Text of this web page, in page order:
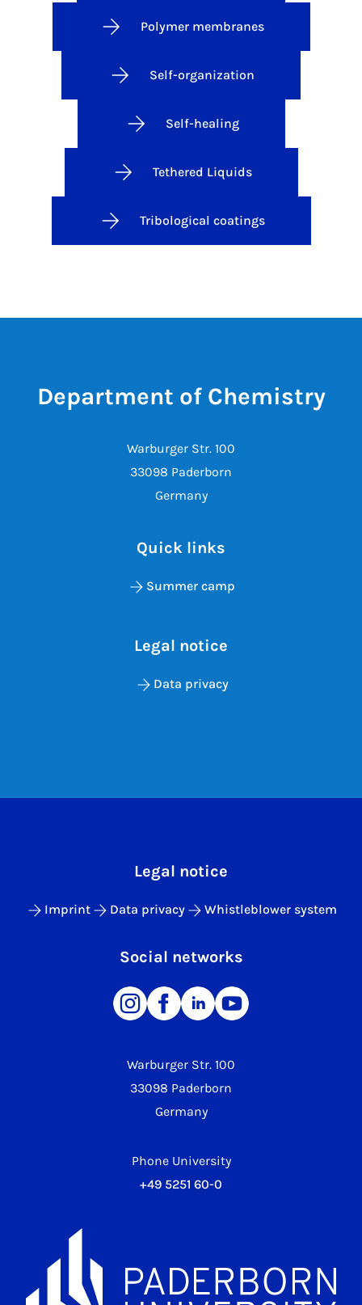
Polymer membranes
Self-organization
Self-healing
Tethered Liquids
Tribological coatings
Department of Chemistry
Warburger Str. 100
33098 Paderborn
Germany
Quick links
Summer camp
Legal notice
Data privacy
Warburger Str. 100
33098 Paderborn
Germany
Phone University
+49 5251 60-0
Legal notice
Imprint Data privacy Whistleblower system
Social networks